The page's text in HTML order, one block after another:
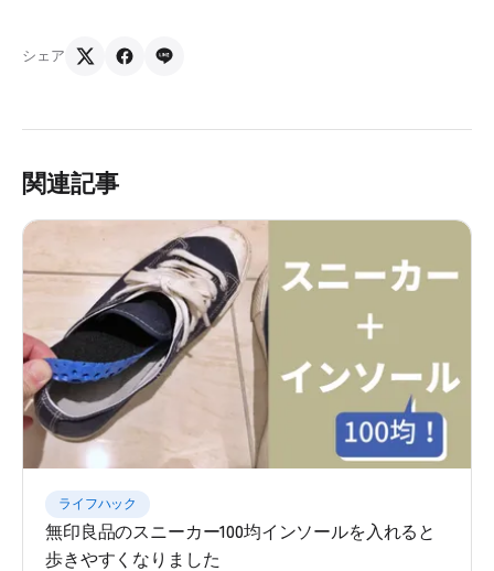
シェア
関連記事
ライフハック
無印良品のスニーカー100均インソールを入れると
歩きやすくなりました